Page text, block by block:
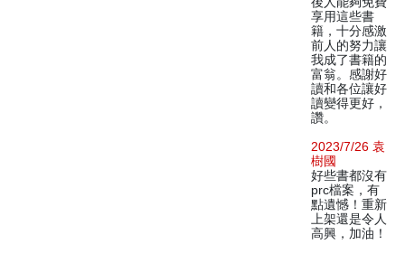
享用這些書
籍，十分感激
前人的努力讓
我成了書籍的
富翁。感謝好
讀和各位讓好
讀變得更好，
讚。
2023/7/26 袁
樹國
好些書都沒有
prc檔案，有
點遺憾！重新
上架還是令人
高興，加油！